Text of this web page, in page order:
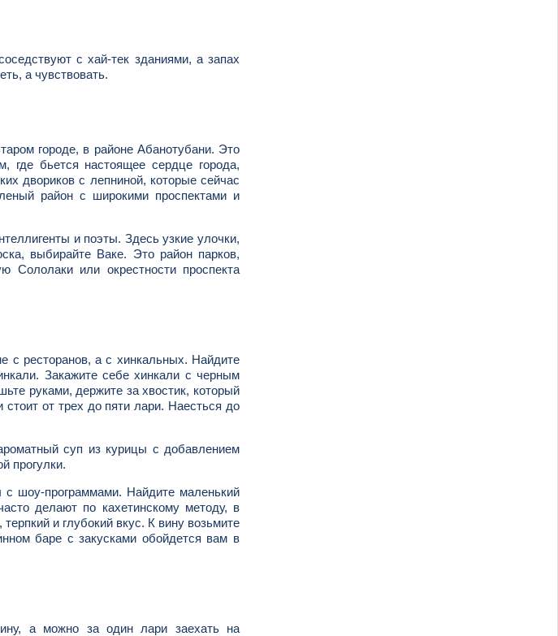
с хай-тек зданиями, а запах
а чувствовать.
городе, в районе Абанотубани. Это
где бьется настоящее сердце города,
двориков с лепниной, которые сейчас
район с широкими проспектами и
и поэты. Здесь узкие улочки,
выбирайте Ваке. Это район парков,
Сололаки или окрестности проспекта
с ресторанов, а с хинкальных. Найдите
Закажите себе хинкали с черным
руками, держите за хвостик, который
от трех до пяти лари. Наесться до
суп из курицы с добавлением
прогулки.
шоу-программами. Найдите маленький
делают по кахетинскому методу, в
и глубокий вкус. К вину возьмите
баре с закусками обойдется вам в
а можно за один лари заехать на